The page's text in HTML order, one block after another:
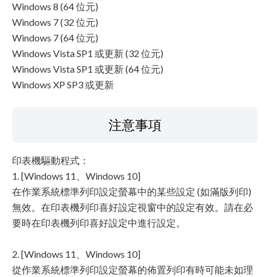
Windows 8 (64 位元)
Windows 7 (32 位元)
Windows 7 (64 位元)
Windows Vista SP1 或更新 (32 位元)
Windows Vista SP1 或更新 (64 位元)
Windows XP SP3 或更新
注意事項
印表機驅動程式：
1. [Windows 11、Windows 10]
在作業系統標準列印設定螢幕中的某些設定 (如滿版列印)
無效。在印表機列印喜好設定視窗中的設定有效。請在必
要時在印表機列印喜好設定中進行設定。
2. [Windows 11、Windows 10]
從作業系統標準列印設定螢幕的佈置列印有時可能未如理